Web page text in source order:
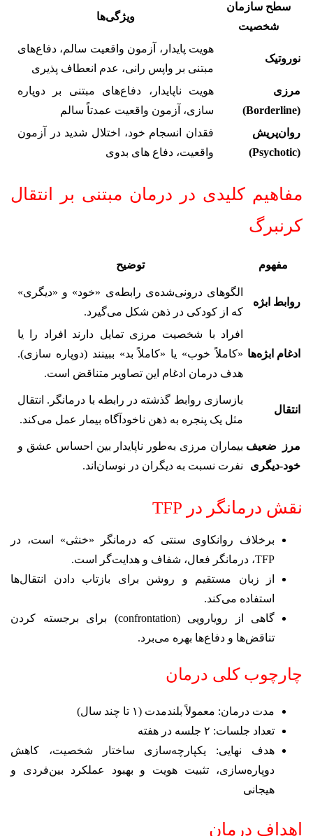
سطح سازمان
شخصیت
ویژگی‌ها
نوروتیک
هویت پایدار، آزمون واقعیت سالم، دفاع‌های
مبتنی بر واپس رانی، عدم انعطاف پذیری
مرزی
(Borderline)
هویت ناپایدار، دفاع‌های مبتنی بر دوپاره
سازی، آزمون واقعیت عمدتاً سالم
روان‌پریش
(Psychotic)
فقدان انسجام خود، اختلال شدید در آزمون
واقعیت، دفاع های بدوی
مفاهیم کلیدی در درمان مبتنی بر انتقال
کرنبرگ
مفهوم توضیح
روابط ابژه
الگوهای درونی‌شده‌ی رابطه‌ی «خود» و «دیگری»
که از کودکی در ذهن شکل می‌گیرد.
ادغام ابژه‌ها
افراد با شخصیت مرزی تمایل دارند افراد را یا
«کاملاً خوب» یا «کاملاً بد» ببینند (دوپاره سازی).
هدف درمان ادغام این تصاویر متناقض است.
انتقال
بازسازی روابط گذشته در رابطه با درمانگر. انتقال
مثل یک پنجره به ذهن ناخودآگاه بیمار عمل می‌کند.
مرز ضعیف
خود-دیگری
بیماران مرزی به‌طور ناپایدار بین احساس عشق و
نفرت نسبت به دیگران در نوسان‌اند.
نقش درمانگر در TFP
برخلاف روانکاوی سنتی که درمانگر «خنثی» است، در
TFP، درمانگر فعال، شفاف و هدایت‌گر است.
از زبان مستقیم و روشن برای بازتاب دادن انتقال‌ها
استفاده می‌کند.
گاهی از رویارویی (confrontation) برای برجسته کردن
تناقض‌ها و دفاع‌ها بهره می‌برد.
چارچوب کلی درمان
مدت درمان: معمولاً بلندمدت (۱ تا چند سال)
تعداد جلسات: ۲ جلسه در هفته
هدف نهایی: یکپارچه‌سازی ساختار شخصیت، کاهش
دوپاره‌سازی، تثبیت هویت و بهبود عملکرد بین‌فردی و
هیجانی
اهداف درمان